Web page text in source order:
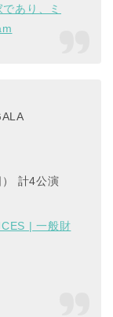
あり、ミ
計4公演
| 一般財